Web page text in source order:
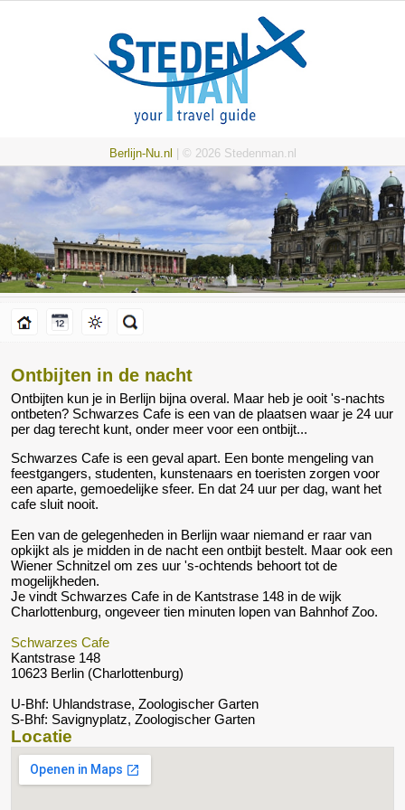
Berlijn-Nu.nl | © 2026 Stedenman.nl
Ontbijten in de nacht
Ontbijten kun je in Berlijn bijna overal. Maar heb je ooit 's-nachts
ontbeten? Schwarzes Cafe is een van de plaatsen waar je 24 uur
per dag terecht kunt, onder meer voor een ontbijt...
Schwarzes Cafe is een geval apart. Een bonte mengeling van
feestgangers, studenten, kunstenaars en toeristen zorgen voor
een aparte, gemoedelijke sfeer. En dat 24 uur per dag, want het
cafe sluit nooit.
Een van de gelegenheden in Berlijn waar niemand er raar van
opkijkt als je midden in de nacht een ontbijt bestelt. Maar ook een
Wiener Schnitzel om zes uur 's-ochtends behoort tot de
mogelijkheden.
Je vindt Schwarzes Cafe in de Kantstrase 148 in de wijk
Charlottenburg, ongeveer tien minuten lopen van Bahnhof Zoo.
Schwarzes Cafe
Kantstrase 148
10623 Berlin (Charlottenburg)
U-Bhf: Uhlandstrase, Zoologischer Garten
S-Bhf: Savignyplatz, Zoologischer Garten
Locatie